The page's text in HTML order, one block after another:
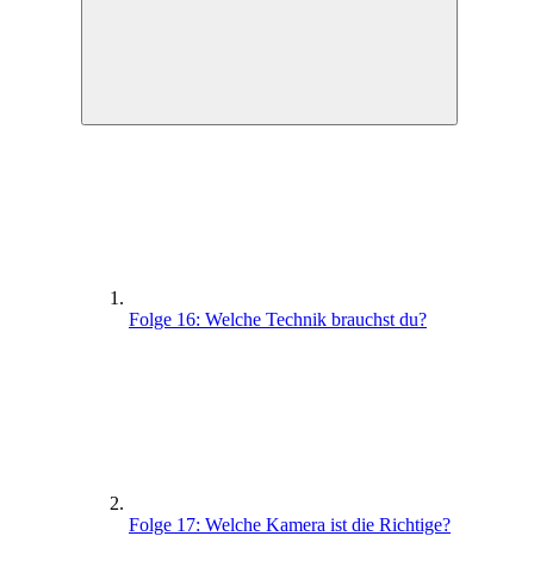
Folge 16: Welche Technik brauchst du?
Folge 17: Welche Kamera ist die Richtige?